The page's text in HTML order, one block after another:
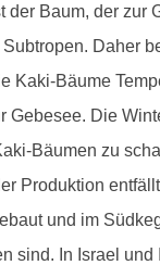
Baum, der zur
Daher
Kaki-Bäume
Gebesee. Die
Bäumen zu
Produktion
und im
sind. In Israel und